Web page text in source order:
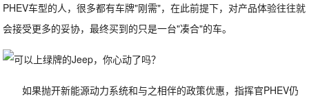
PHEV车型的人，很多都有车牌"刚需"，在此前提下，对产品体验往往就
会接受更多的妥协，最终买到的只是一台"凑合"的车。
如果抛开新能源动力系统和与之相伴的政策优惠，指挥官PHEV仍